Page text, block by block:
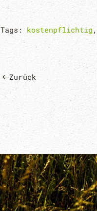
Tags: kostenpflichtig,
Zurück